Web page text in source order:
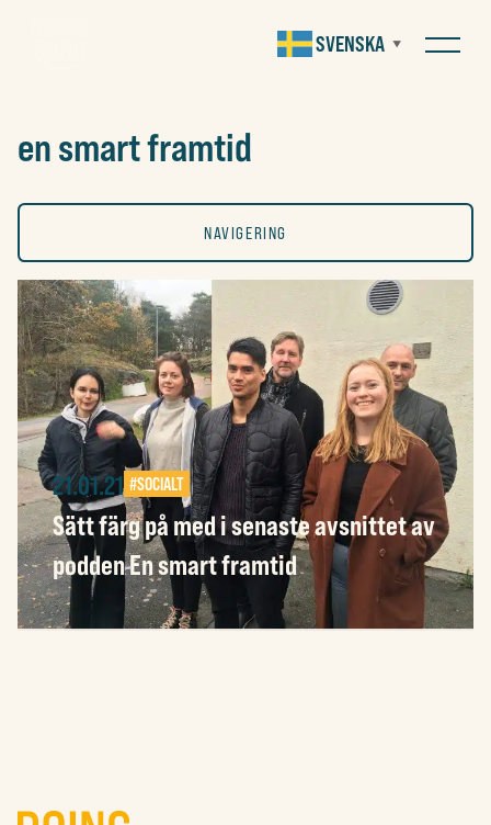
SVENSKA ▼
en smart framtid
NAVIGERING
KONST
SOCIALT
MILJÖ
21.01.21 #SOCIALT
Sätt färg på med i senaste avsnittet av
podden En smart framtid